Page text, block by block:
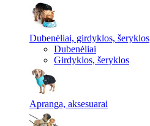
Dubenėliai, girdyklos, šeryklos
Dubenėliai
Girdyklos, šeryklos
Apranga, aksesuarai